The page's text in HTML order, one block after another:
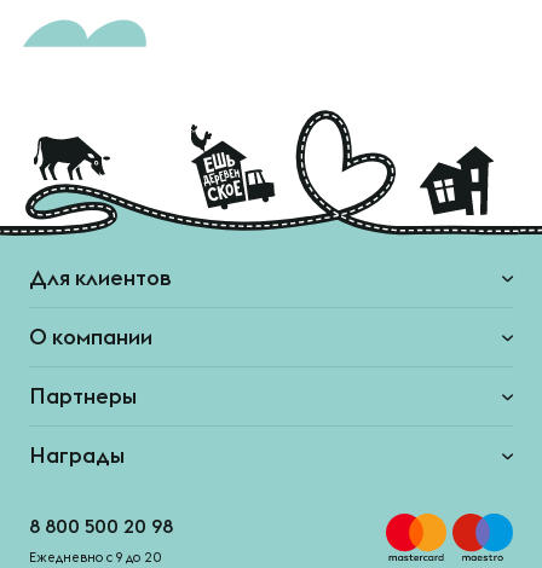
Для клиентов
О компании
Партнеры
Награды
8 800 500 20 98
Ежедневно с 9 до 20